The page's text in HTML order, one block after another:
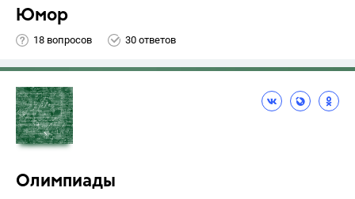
Юмор
18 вопросов 30 ответов
Олимпиады